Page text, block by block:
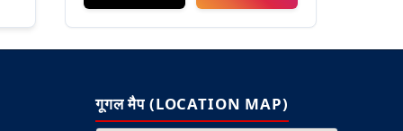
गूगल मैप (LOCATION MAP)